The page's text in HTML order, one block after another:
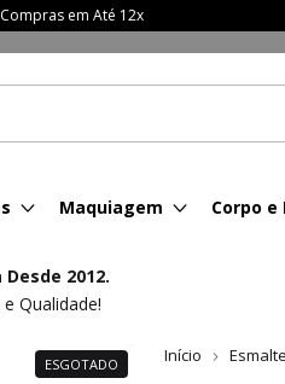
em Até 12x
Maquiagem Corpo e
2012.
Qualidade!
ESGOTADO Início